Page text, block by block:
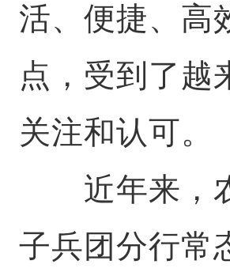
活、便捷、高
点，受到了越
关注和认可。
近年来，
子兵团分行常